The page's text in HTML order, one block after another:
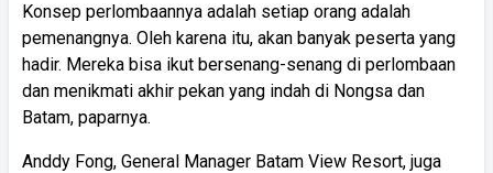
Konsep perlombaannya adalah setiap orang adalah
pemenangnya. Oleh karena itu, akan banyak peserta yang
hadir. Mereka bisa ikut bersenang-senang di perlombaan
dan menikmati akhir pekan yang indah di Nongsa dan
Batam, paparnya.
Anddy Fong, General Manager Batam View Resort, juga